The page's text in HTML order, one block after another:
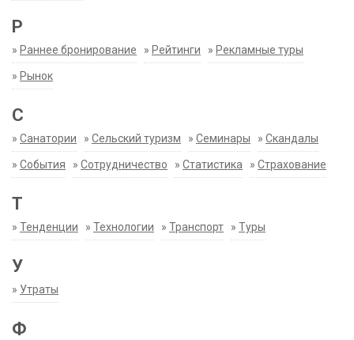
Р
» Раннее бронирование » Рейтинги » Рекламные туры
» Рынок
С
» Санатории » Сельский туризм » Семинары » Скандалы
» События » Сотрудничество » Статистика » Страхование
Т
» Тенденции » Технологии » Транспорт » Туры
У
» Утраты
Ф